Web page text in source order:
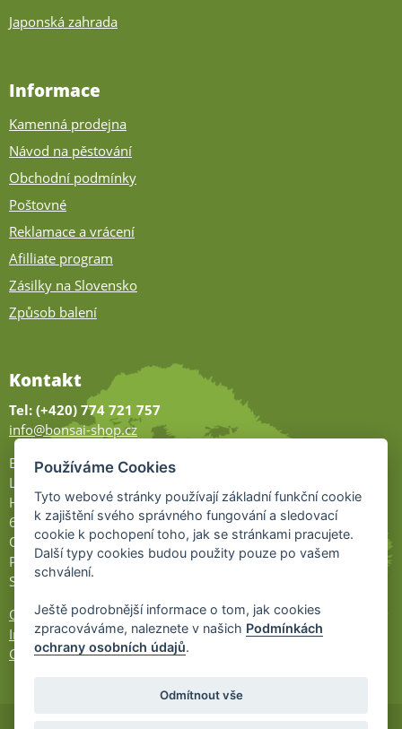
Japonská zahrada
Informace
Kamenná prodejna
Návod na pěstování
Obchodní podmínky
Poštovné
Reklamace a vrácení
Afilliate program
Zásilky na Slovensko
Způsob balení
Kontakt
Tel: (+420) 774 721 757
info@bonsai-shop.cz
Bonsai-shop
Legionářů 2
Hodonín
695 01
Otevřeno:
Po-Pá 9-17
So 9-11:30
Ochrana osobních údajů
Informace UKZÚZ
Cookies
Používáme Cookies
Tyto webové stránky používají základní funkční cookie
k zajištění svého správného fungování a sledovací
cookie k pochopení toho, jak se stránkami pracujete.
Další typy cookies budou použity pouze po vašem
schválení.
Ještě podrobnější informace o tom, jak cookies
zpracováváme, naleznete v našich Podmínkách
ochrany osobních údajů.
Odmítnout vše